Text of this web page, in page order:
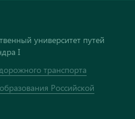
университет путей
I
транспорта
Российской